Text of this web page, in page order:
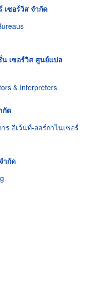
เซอร์วิส จำกัด
เซอร์วิส ศูนย์แปล
& Interpreters
กัด
ร อีเว้นท์-ออร์กาไนเซอร์
ำกัด